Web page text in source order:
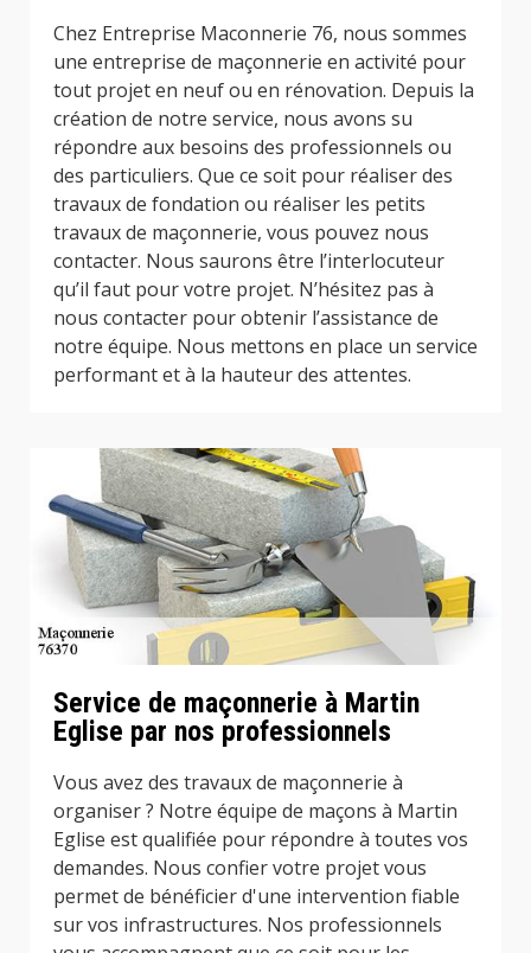
Chez Entreprise Maconnerie 76, nous sommes
une entreprise de maçonnerie en activité pour
tout projet en neuf ou en rénovation. Depuis la
création de notre service, nous avons su
répondre aux besoins des professionnels ou
des particuliers. Que ce soit pour réaliser des
travaux de fondation ou réaliser les petits
travaux de maçonnerie, vous pouvez nous
contacter. Nous saurons être l’interlocuteur
qu’il faut pour votre projet. N’hésitez pas à
nous contacter pour obtenir l’assistance de
notre équipe. Nous mettons en place un service
performant et à la hauteur des attentes.
Service de maçonnerie à Martin
Eglise par nos professionnels
Vous avez des travaux de maçonnerie à
organiser ? Notre équipe de maçons à Martin
Eglise est qualifiée pour répondre à toutes vos
demandes. Nous confier votre projet vous
permet de bénéficier d'une intervention fiable
sur vos infrastructures. Nos professionnels